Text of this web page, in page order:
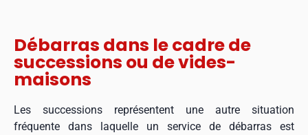
Débarras dans le cadre de
successions ou de vides-
maisons
Les successions représentent une autre situation
fréquente dans laquelle un service de débarras est